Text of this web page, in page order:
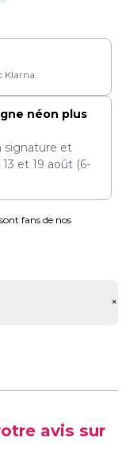
Klarna.
néon plus
signature et
13 et 19 août (6-
fans de nos
+
avis sur